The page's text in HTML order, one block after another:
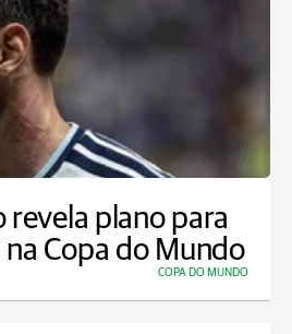
revela plano para
Copa do Mundo
COPA DO MUNDO